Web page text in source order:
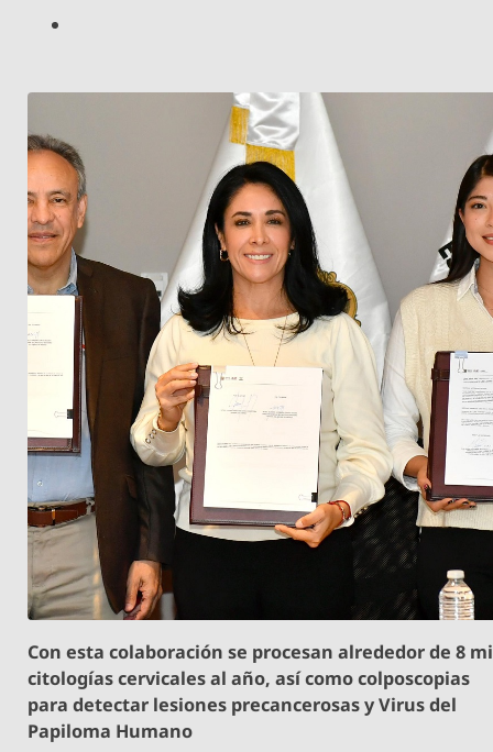
Con esta colaboración se procesan alrededor de 8
citologías cervicales al año, así como colposcopias
para detectar lesiones precancerosas y Virus del
Papiloma Humano